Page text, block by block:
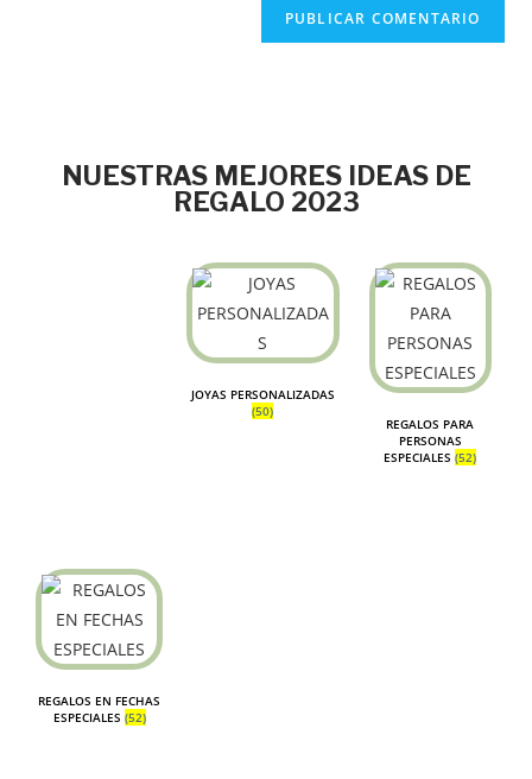
NUESTRAS MEJORES IDEAS DE
REGALO 2023
JOYAS PERSONALIZADAS
(50)
REGALOS PARA
PERSONAS
ESPECIALES(52)
REGALOS EN FECHAS
ESPECIALES (52)